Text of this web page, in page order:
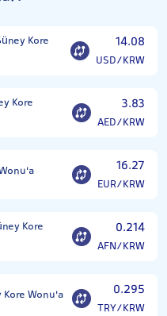
Kore 14.08
USD/KRW
Kore 3.83
AED/KRW
16.27
EUR/KRW
Kore 0.214
AFN/KRW
Kore Wonu'a 0.295
TRY/KRW